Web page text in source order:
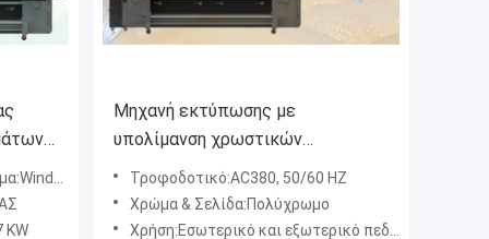
10
KW
Μηχανή εκτύπωσης με
υπολίμανση χρωστικών
υφασμάτων μεγάλου μεγέθους με
εκτυπωτή μεζέ με υφάσματα
Epson Head
Τροφοδοτικό:AC380, 50/60 HZ
Χρώμα & Σελίδα:Πολύχρωμο
Χρήση:Εσωτερικό και εξωτερικό πεδίο διαφήμισης